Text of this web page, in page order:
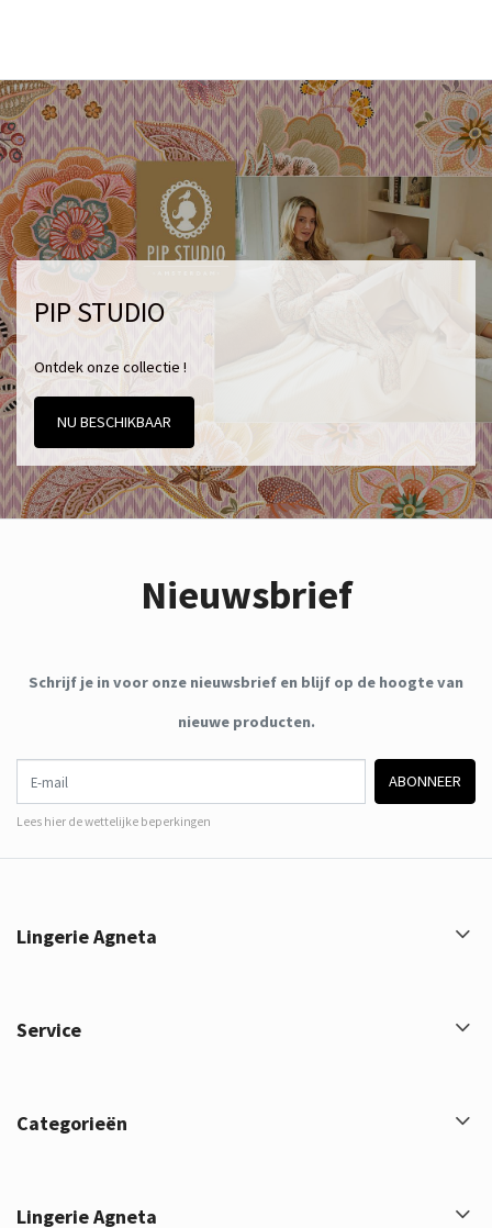
PIP STUDIO
Ontdek onze collectie !
NU BESCHIKBAAR
Nieuwsbrief
Schrijf je in voor onze nieuwsbrief en blijf op de hoogte van
nieuwe producten.
ABONNEER
Lees hier de wettelijke beperkingen
Lingerie Agneta
Service
Categorieën
Lingerie Agneta